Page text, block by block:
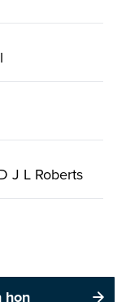
J L Roberts
hon